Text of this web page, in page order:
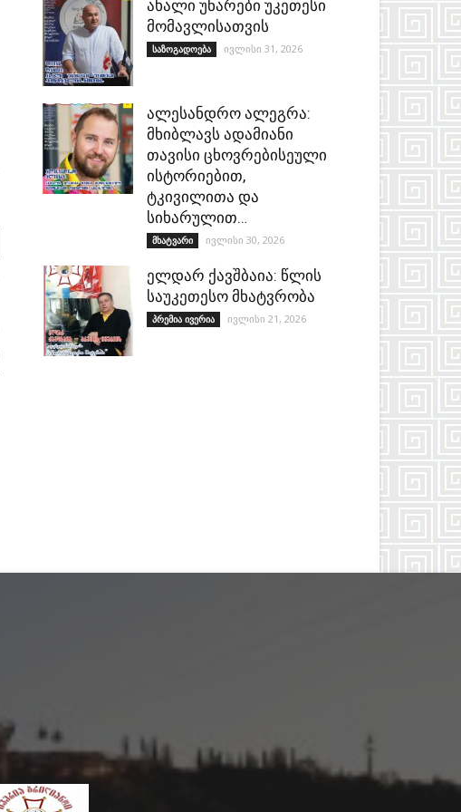
ახალი უნარები უკეთესი
მომავლისათვის
საზოგადოება ივლისი 31, 2026
ალესანდრო ალეგრა:
მხიბლავს ადამიანი
თავისი ცხოვრებისეული
ისტორიებით,
ტკივილითა და
სიხარულით…
მხატვარი ივლისი 30, 2026
ელდარ ქავშბაია: წლის
საუკეთესო მხატვრობა
პრემია ივერია ივლისი 21, 2026